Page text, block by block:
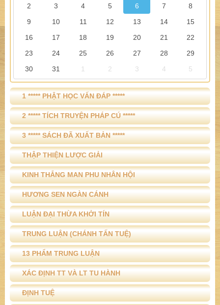
2
3 4 5 6 7
8
9
10 11 12 13 14
15
16
17 18 19 20 21
22
23
24 25 26 27 28
29
30
31 1 2 3 4 5
1 ***** PHẬT HỌC VẤN ĐÁP *****
2 ***** TÍCH TRUYỆN PHÁP CÚ *****
3 ***** SÁCH ĐÃ XUẤT BẢN *****
THẬP THIỆN LƯỢC GIẢI
KINH THẮNG MAN PHU NHÂN HỘI
HƯƠNG SEN NGÀN CÁNH
LUẬN ĐẠI THỪA KHỞI TÍN
TRUNG LUẬN (CHÁNH TẤN TUỆ)
13 PHẨM TRUNG LUẬN
XÁC ĐỊNH TT VÀ LT TU HÀNH
ĐỊNH TUỆ